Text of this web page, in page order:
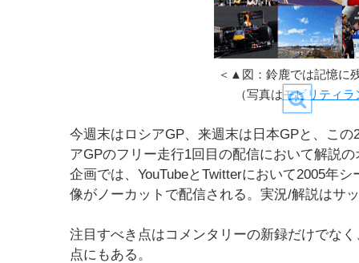
＜▲図：鈴鹿では記憶に
（写真はモビリティラ
今週末はロシアGP、来週末は日本GPと、こ
アGPのフリー走行1回目の配信において解説
企画では、YouTubeとTwitterにおいて2005年
像がノーカットで配信される。実況/解説はサ
注目すべき点はコメンタリーの新録だけでな
点にもある。